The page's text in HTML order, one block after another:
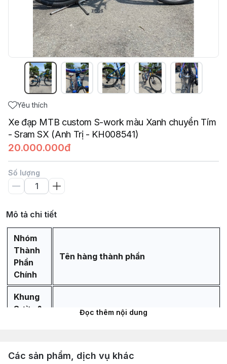
Yêu thích
Xe đạp MTB custom S-work màu Xanh chuyển Tím
- Sram SX (Anh Trị - KH008541)
20.000.000đ
Số lượng
Mô tả chi tiết
Nhóm
Thành
Phần
Chính
Tên hàng thành phần
Khung
Sườn &
6061 cao cấp bảo hành 5 năm
Đọc thêm nội dung
Các sản phẩm, dịch vụ khác